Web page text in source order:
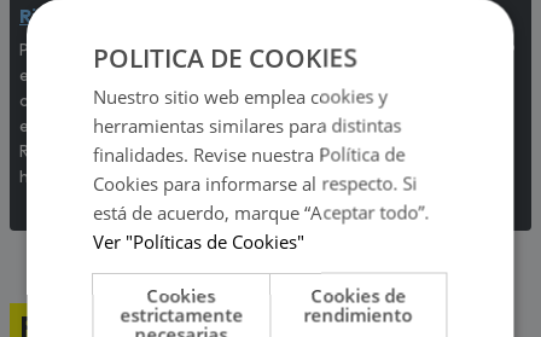
Rivadeneira
Por primera vez, el
exintegrante de Combate
contó cómo realmente afrontó
el fin de su relación con Korina
Rivadeneira, madre de sus dos
hijos.
todos los televidentes de 'Esto
es guerra' ocurrió en pleno
programa en vivo.
Programación
POLITICA DE COOKIES
Nuestro sitio web emplea cookies y
herramientas similares para distintas
finalidades. Revise nuestra Política de
Cookies para informarse al respecto. Si
está de acuerdo, marque “Aceptar todo”.
Ver "Políticas de Cookies"
Cookies
estrictamente
Cookies de
rendimiento